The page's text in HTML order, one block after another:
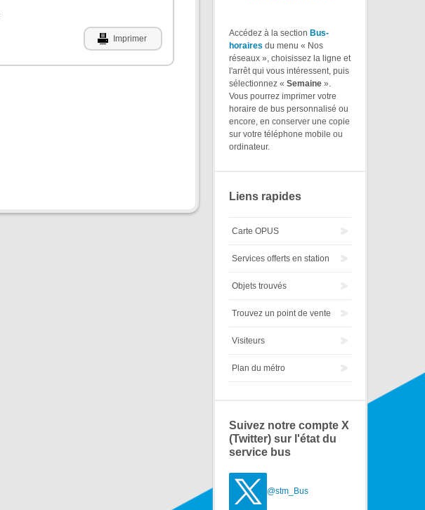
Imprimer
Accédez à la section Bus-
horaires du menu « Nos
réseaux », choisissez la ligne et
l'arrêt qui vous intéressent, puis
sélectionnez « Semaine ».
Vous pourrez imprimer votre
horaire de bus personnalisé ou
encore, en conserver une copie
sur votre téléphone mobile ou
ordinateur.
Liens rapides
Carte OPUS
Services offerts en station
Objets trouvés
Trouvez un point de vente
Visiteurs
Plan du métro
Suivez notre compte X
(Twitter) sur l'état du
service bus
@stm_Bus